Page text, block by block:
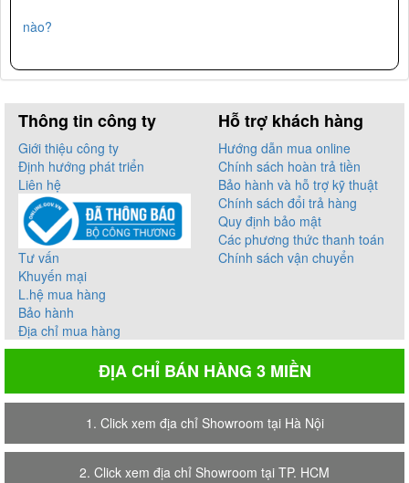
nào?
Thông tin công ty
Giới thiệu công ty
Định hướng phát triển
Liên hệ
Tư vấn
Khuyến mại
L.hệ mua hàng
Bảo hành
Địa chỉ mua hàng
Hỗ trợ khách hàng
Hướng dẫn mua online
Chính sách hoàn trả tiền
Bảo hành và hỗ trợ kỹ thuật
Chính sách đổi trả hàng
Quy định bảo mật
Các phương thức thanh toán
Chính sách vận chuyển
ĐỊA CHỈ BÁN HÀNG 3 MIỀN
1. Click xem địa chỉ Showroom tại Hà Nội
2. Click xem địa chỉ Showroom tại TP. HCM